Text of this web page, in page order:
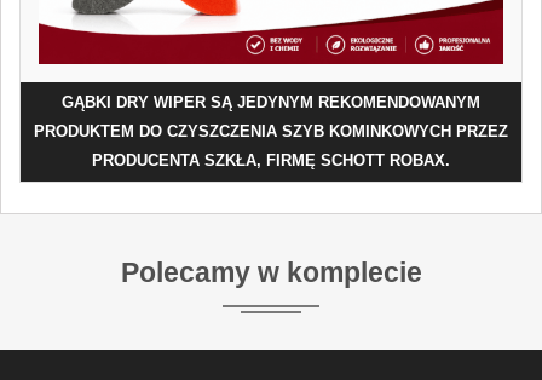
GĄBKI DRY WIPER SĄ JEDYNYM REKOMENDOWANYM
PRODUKTEM DO CZYSZCZENIA SZYB KOMINKOWYCH PRZEZ
PRODUCENTA SZKŁA, FIRMĘ SCHOTT ROBAX.
Polecamy w komplecie